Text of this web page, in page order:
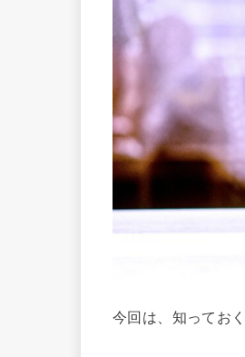
今回は、知ってお